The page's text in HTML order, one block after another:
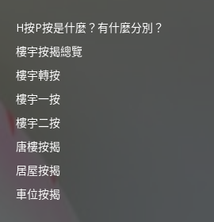
H按P按是什麼？有什麼分別？
樓宇按揭總覽
樓宇轉按
樓宇一按
樓宇二按
唐樓按揭
居屋按揭
車位按揭